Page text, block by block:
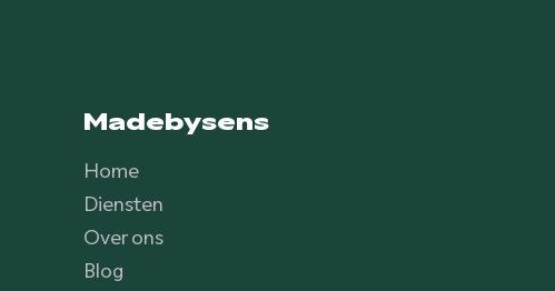
Madebysens
Home
Diensten
Over ons
Blog